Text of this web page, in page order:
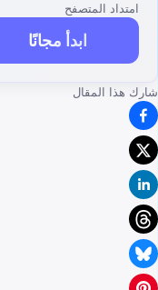
امتداد المتصفح
ابدأ مجانًا
شارك هذا المقال